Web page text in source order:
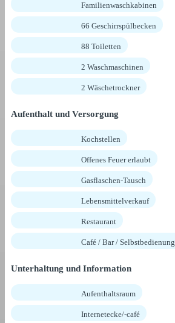
Familienwaschkabinen
66 Geschirrspülbecken
88 Toiletten
2 Waschmaschinen
2 Wäschetrockner
Aufenthalt und Versorgung
Kochstellen
Offenes Feuer erlaubt
Gasflaschen-Tausch
Lebensmittelverkauf
Restaurant
Café / Bar / Selbstbedienung
Unterhaltung und Information
Aufenthaltsraum
Internetecke/-café